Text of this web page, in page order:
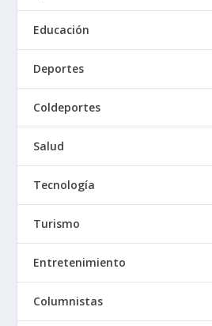
Educación
Deportes
Coldeportes
Salud
Tecnología
Turismo
Entretenimiento
Columnistas